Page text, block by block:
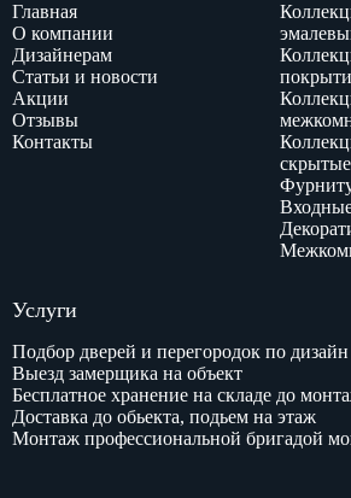
Главная
О компании
Дизайнерам
Статьи и новости
Акции
Отзывы
Контакты
Услуги
Подбор дверей и перегородок по
Выезд замерщика на объект
Бесплатное хранение на складе до
Доставка до обьекта, подьем на этаж
Монтаж профессиональной бригадой